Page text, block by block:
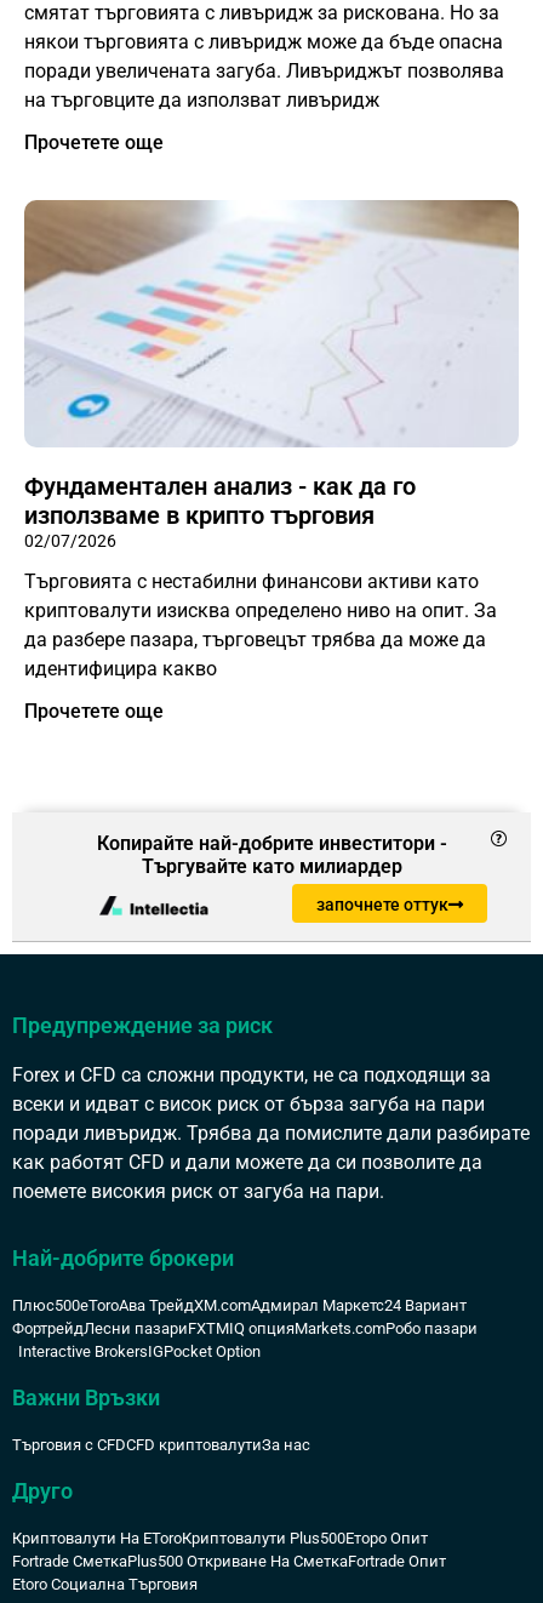
смятат търговията с ливъридж за рискована. Но за
някои търговията с ливъридж може да бъде опасна
поради увеличената загуба. Ливъриджът позволява
на търговците да използват ливъридж
Прочетете още
Фундаментален анализ - как да го
използваме в крипто търговия
02/07/2026
Търговията с нестабилни финансови активи като
криптовалути изисква определено ниво на опит. За
да разбере пазара, търговецът трябва да може да
идентифицира какво
Прочетете още
Копирайте най-добрите инвеститори -
Търгувайте като милиардер
започнете оттук
Предупреждение за риск
Forex и CFD са сложни продукти, не са подходящи за
всеки и идват с висок риск от бърза загуба на пари
поради ливъридж. Трябва да помислите дали разбирате
как работят CFD и дали можете да си позволите да
поемете високия риск от загуба на пари.
Най-добрите брокери
Плюс500eToroАва ТрейдXM.comАдмирал Маркетс24 Вариант
ФортрейдЛесни пазариFXTMIQ опцияMarkets.comРобо пазари
Interactive BrokersIGPocket Option
Важни Връзки
Търговия с CFDCFD криптовалутиЗа нас
Друго
Криптовалути На EToroКриптовалути Plus500Еторо Опит
Fortrade СметкаPlus500 Откриване На СметкаFortrade Опит
Etoro Социална Търговия